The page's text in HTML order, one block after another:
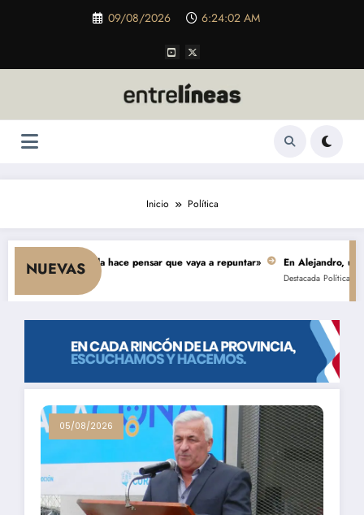
09/08/2026 6:24:03 AM
Inicio Política
NUEVAS
y nada hace pensar que vaya a repuntar» En Alejandro, una obra
Política
05/08/2026